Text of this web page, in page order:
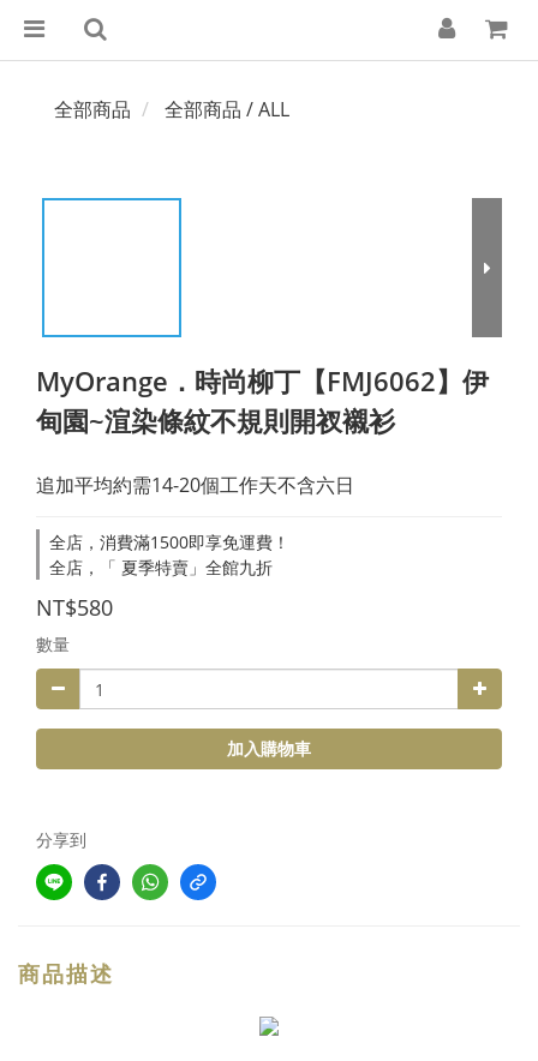
全部商品 全部商品 / ALL
MyOrange．時尚柳丁【FMJ6062】伊
甸園~渲染條紋不規則開衩襯衫
追加平均約需14-20個工作天不含六日
全店，消費滿1500即享免運費！
全店，「 夏季特賣」全館九折
NT$580
數量
加入購物車
分享到
商品描述